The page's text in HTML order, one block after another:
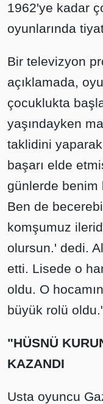
1962'ye kadar
oyunlarında
Bir televizyon
açıklamada,
çocuklukta
yaşındayken
taklidini
başarı elde
günlerde benim
Ben de
komşumuz
olursun.' dedi.
etti. Lisede o
oldu. O
büyük rolü
"HÜSNÜ
KAZANDI
Usta oyuncu